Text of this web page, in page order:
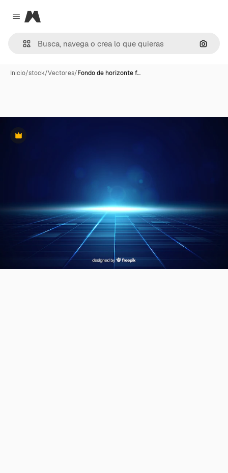
Close menu
Magnific
Inicio/stock/Vectores/Fondo de horizonte f…
Premium